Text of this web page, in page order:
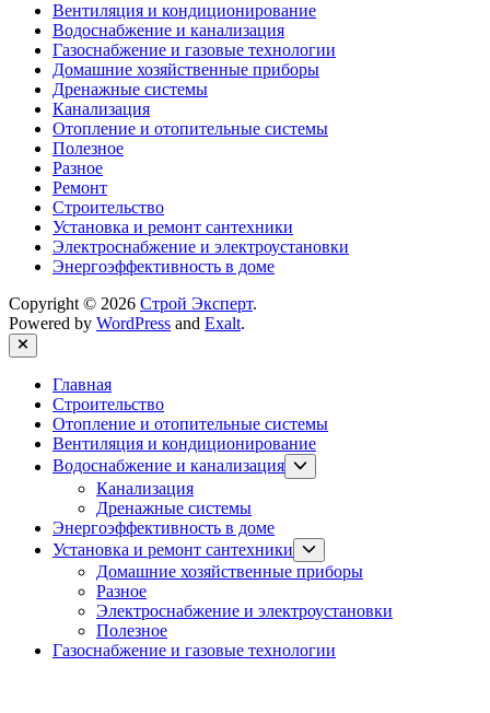
Вентиляция и кондиционирование
Водоснабжение и канализация
Газоснабжение и газовые технологии
Домашние хозяйственные приборы
Дренажные системы
Канализация
Отопление и отопительные системы
Полезное
Разное
Ремонт
Строительство
Установка и ремонт сантехники
Электроснабжение и электроустановки
Энергоэффективность в доме
Copyright © 2026 Строй Эксперт.
Powered by WordPress and Exalt.
Close
Главная
Строительство
Отопление и отопительные системы
Вентиляция и кондиционирование
Водоснабжение и канализация
Show
sub
Канализация
Дренажные системы
Энергоэффективность в доме
Установка и ремонт сантехники
sub
menu
Домашние хозяйственные приборы
Разное
Электроснабжение и электроустановки
Полезное
Газоснабжение и газовые технологии